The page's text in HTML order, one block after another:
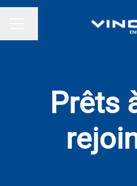
Changer la langue
Prêts